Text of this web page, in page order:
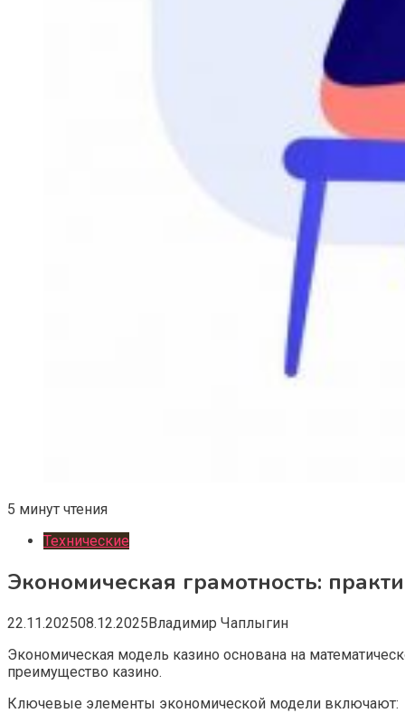
5 минут чтения
Технические
Экономическая грамотность:
22.11.202508.12.2025Владимир Чаплыгин
Экономическая модель казино основана на
преимущество казино.
Ключевые элементы экономической модели включают: